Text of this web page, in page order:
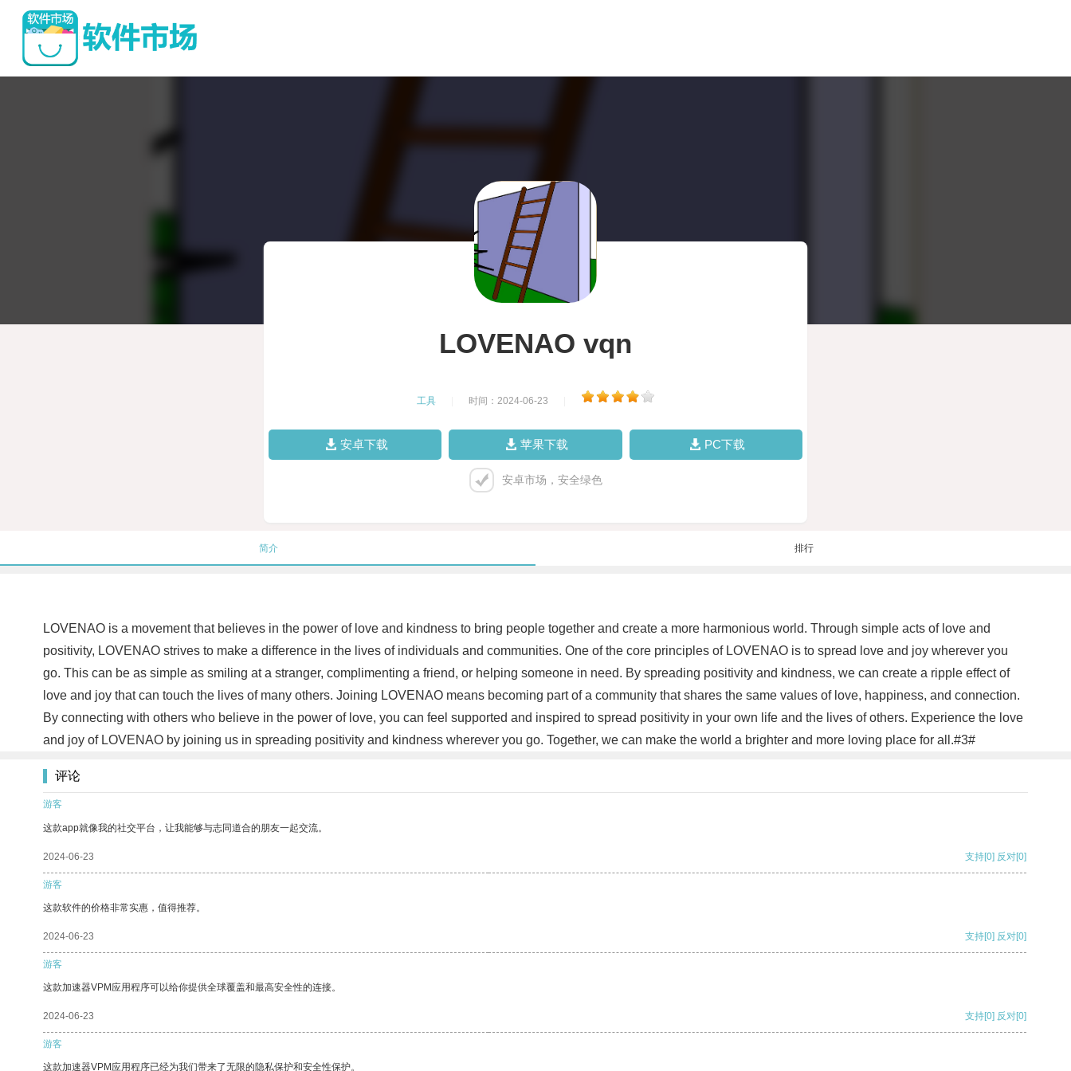
LOVENAO vqn
工具 时间：2024-06-23
安卓下载 苹果下载 PC下载
安卓市场，安全绿色
简介 排行
LOVENAO is a movement that believes in the power of love and kindness to bring people together and create a more harmonious world. Through simple acts of love and
positivity, LOVENAO strives to make a difference in the lives of individuals and communities. One of the core principles of LOVENAO is to spread love and joy wherever you
go. This can be as simple as smiling at a stranger, complimenting a friend, or helping someone in need. By spreading positivity and kindness, we can create a ripple effect of
love and joy that can touch the lives of many others. Joining LOVENAO means becoming part of a community that shares the same values of love, happiness, and connection.
By connecting with others who believe in the power of love, you can feel supported and inspired to spread positivity in your own life and the lives of others. Experience the love
and joy of LOVENAO by joining us in spreading positivity and kindness wherever you go. Together, we can make the world a brighter and more loving place for all.#3#
评论
游客
这款app就像我的社交平台，让我能够与志同道合的朋友一起交流。
2024-06-23 支持[0] 反对[0]
游客
这款软件的价格非常实惠，值得推荐。
2024-06-23 支持[0] 反对[0]
游客
这款加速器VPM应用程序可以给你提供全球覆盖和最高安全性的连接。
2024-06-23 支持[0] 反对[0]
游客
这款加速器VPM应用程序已经为我们带来了无限的隐私保护和安全性保护。